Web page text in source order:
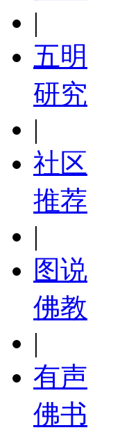
|
五明
研究
|
社区
推荐
|
图说
佛教
|
有声
佛书